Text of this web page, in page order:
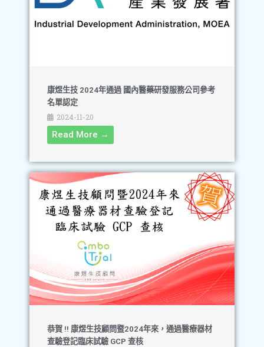
康煜生技 2024年通過 國內醫藥研發服務公司參考
名單認定
2024-11-20
Read More →
恭賀 !! 康煜生技顧問暨2024年來，通過醫療器材
查驗登記臨床試驗 GCP 查核